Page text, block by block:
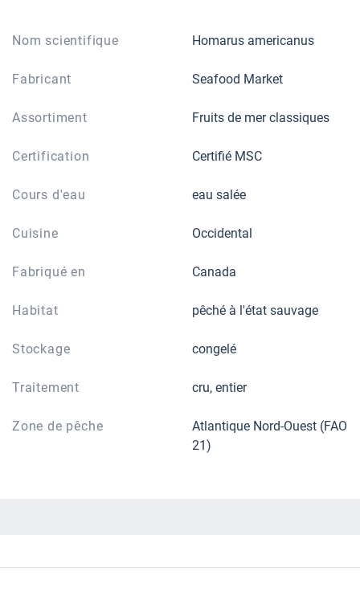
Nom scientifique Homarus americanus
Fabricant Seafood Market
Assortiment Fruits de mer classiques
Certification Certifié MSC
Cours d'eau eau salée
Cuisine Occidental
Fabriqué en Canada
Habitat pêché à l'état sauvage
Stockage congelé
Traitement cru, entier
Zone de pêche
Atlantique Nord-Ouest (FAO
21)